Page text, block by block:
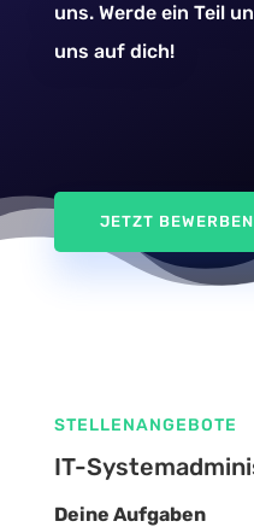
uns. Werde ein Teil
uns auf dich!
JETZT BEWERBEN
STELLENANGEBOTE
IT-
Deine Aufgaben